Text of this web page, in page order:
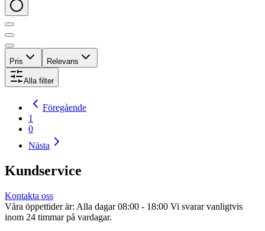
Pris Relevans
Alla filter
Föregående
1
0
Nästa
Kundservice
Kontakta oss
Våra öppettider är: Alla dagar 08:00 - 18:00 Vi svarar vanligtvis
inom 24 timmar på vardagar.